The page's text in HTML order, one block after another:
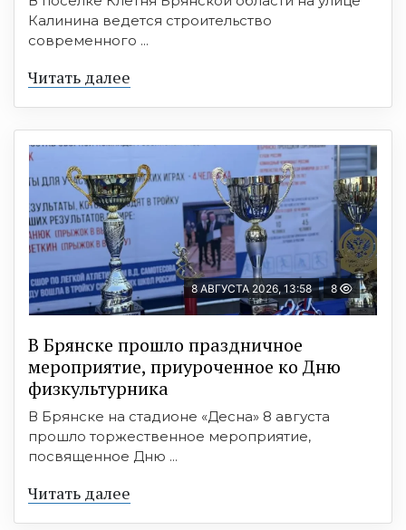
Калинина ведется строительство
современного ...
Читать далее
8 АВГУСТА 2026, 13:58 8
В Брянске прошло праздничное
мероприятие, приуроченное ко Дню
физкультурника
В Брянске на стадионе «Десна» 8 августа
прошло торжественное мероприятие,
посвященное Дню ...
Читать далее